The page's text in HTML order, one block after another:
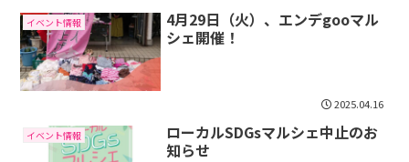
イベント情報
4月29日（火）、エンデgooマル
シェ開催！
2025.04.16
イベント情報
ローカルSDGsマルシェ中止のお
知らせ